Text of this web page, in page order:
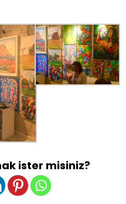
ister misiniz?